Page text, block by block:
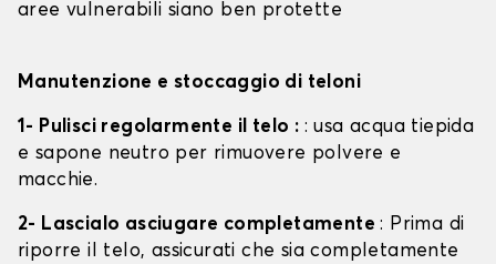
aree vulnerabili siano ben protette
Manutenzione e stoccaggio di teloni
1- Pulisci regolarmente il telo : : usa acqua tiepida
e sapone neutro per rimuovere polvere e
macchie.
2- Lascialo asciugare completamente: Prima di
riporre il telo, assicurati che sia completamente